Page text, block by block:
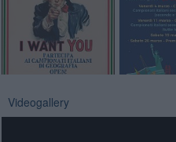
Videogallery